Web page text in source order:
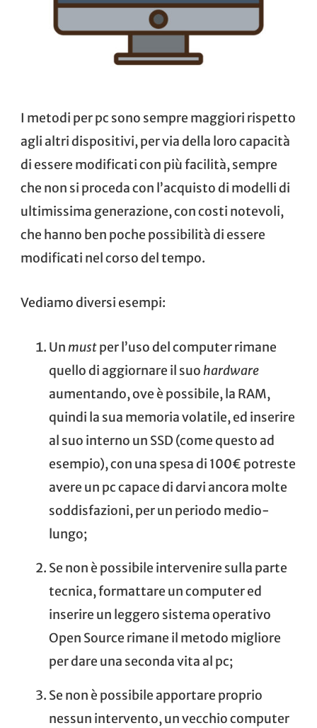
I metodi per pc sono sempre maggiori rispetto
agli altri dispositivi, per via della loro capacità
di essere modificati con più facilità, sempre
che non si proceda con l’acquisto di modelli di
ultimissima generazione, con costi notevoli,
che hanno ben poche possibilità di essere
modificati nel corso del tempo.
Vediamo diversi esempi:
Unmustper l’uso del computer rimane
quello di aggiornare il suohardware
aumentando, ove è possibile, la RAM,
quindi la sua memoria volatile, ed inserire
al suo interno un SSD (comequestoad
esempio), con una spesa di 100€ potreste
avere un pc capace di darvi ancora molte
soddisfazioni, per un periodo medio-
lungo;
Se non è possibile intervenire sulla parte
tecnica, formattare un computer ed
inserire un leggero sistema operativo
Open Source rimane il metodo migliore
per dare una seconda vita al pc;
Se non è possibile apportare proprio
nessun intervento, un vecchio computer